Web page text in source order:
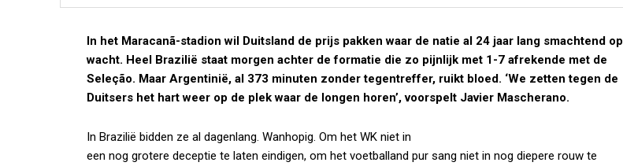
In het Maracanã-stadion wil Duitsland de prijs pakken waar de natie al 24 jaar lang smachtend op
wacht. Heel Brazilië staat morgen achter de formatie die zo pijnlijk met 1-7 afrekende met de
Seleção. Maar Argentinië, al 373 minuten zonder tegentreffer, ruikt bloed. ‘We zetten tegen de
Duitsers het hart weer op de plek waar de longen horen’, voorspelt Javier Mascherano.
In Brazilië bidden ze al dagenlang. Wanhopig. Om het WK niet in
een nog grotere deceptie te laten eindigen, om het voetballand pur sang niet in nog diepere rouw te